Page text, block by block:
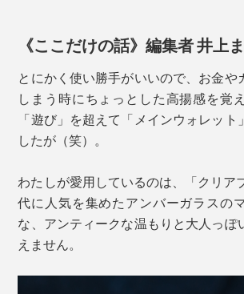
海外旅行なら、日本円と現地のお金を
ケースだけポケットに入れておくと快
《ここだけの話》編集者 井上
とにかく使い勝手がいいので、お金や
しまう時にちょっとした高揚感を覚
「遊び」を超えて「メインウォレット
したが（笑）。
わたしが愛用しているのは、「クリア
代に人気を集めたアンバーガラスの
な、アンティークな温もりと大人っぽ
えません。